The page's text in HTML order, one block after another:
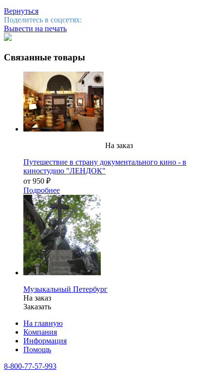
Вернуться
Поделитесь в соцсетях:
Вывести на печать
Связанные товары
На заказ
Путешествие в страну документального кино - в
киностудию "ЛЕНДОК"
от 950 ₽
Подробнее
Музыкальный Петербург
На заказ
Заказать
На главную
Компания
Информация
Помощь
8-800-77-57-993